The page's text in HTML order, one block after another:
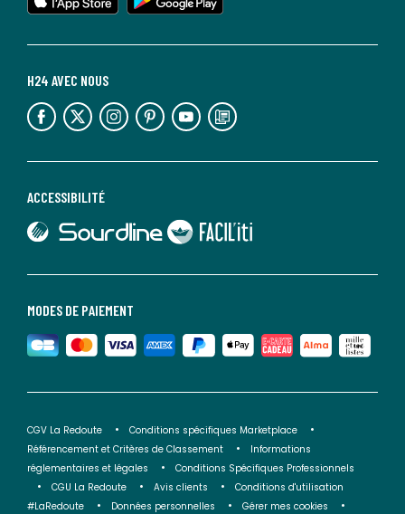
MODES DE PAIEMENT
ACCESSIBILITÉ
lien vers Faciliti
H24 AVEC NOUS
lien vers l'espace réseaux sociaux lien vers l'espace réseaux sociaux lien vers l'espace réseaux sociaux lien vers l'espace réseaux sociaux lien vers l'espace réseaux sociaux lien vers le blog la redoute
CGV La Redoute
Conditions spécifiques Marketplace
Référencement et Critères de Classement
Informations
réglementaires et légales
Conditions Spécifiques Professionnels
CGU La Redoute
Avis clients
Conditions d'utilisation
#LaRedoute
Données personnelles Gérer mes cookies